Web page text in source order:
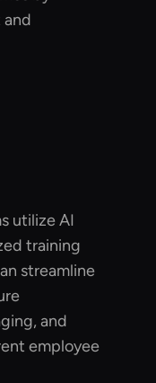
utilize AI
training
streamline
and
employee